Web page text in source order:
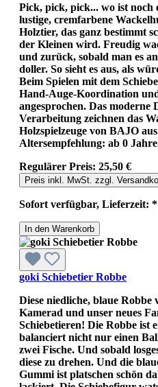
Pick, pick, pick... wo ist noch
lustige, cremfarbene
Holztier, das ganz bestimmt
der Kleinen wird. Freudig
und zurück, sobald man es
doller. So sieht es aus, als
Beim Spielen mit dem
Hand-Auge-Koordination
angesprochen. Das moderne
Verarbeitung zeichnen das
Holzspielzeuge von BAJO
Altersempfehlung: ab 0
Regulärer Preis: 25,50 €
Preis inkl. MwSt. zzgl.
Sofort verfügbar, Lieferzeit:
In den Warenkorb
goki Schiebetier Robbe
Diese niedliche, blaue
Kamerad und unser neues
Schiebetieren! Die Robbe ist
balanciert nicht nur einen
zwei Fische. Und sobald
diese zu drehen. Und die
Gummi ist platschen schön